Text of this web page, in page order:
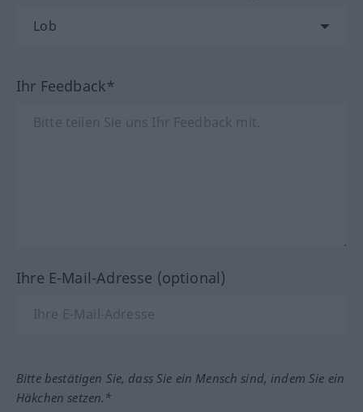
Ihr Feedback*
Ihre E-Mail-Adresse (optional)
Bitte bestätigen Sie, dass Sie ein Mensch sind, indem Sie ein
Häkchen setzen.*